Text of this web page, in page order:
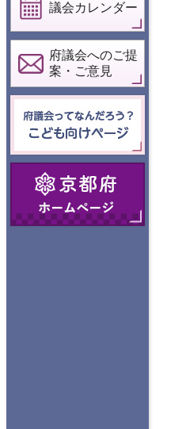
議会カレンダー
府議会へのご提
案・ご意見
府議会ってなん
だろう？こども
向けページ
京都府ホームペ
ージ